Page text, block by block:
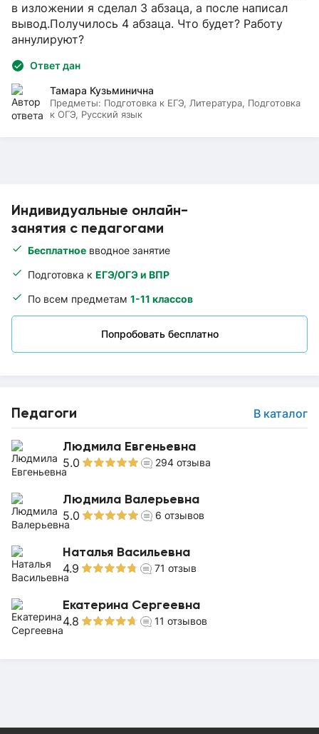
Индивидуальные онлайн-
занятия с педагогами
Бесплатное вводное занятие
Подготовка к ЕГЭ/ОГЭ и ВПР
По всем предметам 1-11 классов
Попробовать бесплатно
Педагоги В каталог
Людмила Евгеньевна
5.0 294 отзыва
Людмила Валерьевна
5.0 6 отзывов
Наталья Васильевна
4.9 71 отзыв
Екатерина Сергеевна
4.8 11 отзывов
в изложении я сделал 3 абзаца, а после написал
вывод.Получилось 4 абзаца. Что будет? Работу
аннулируют?
Ответ дан
Тамара Кузьминична
Предметы: Подготовка к ЕГЭ, Литература, Подготовка
к ОГЭ, Русский язык